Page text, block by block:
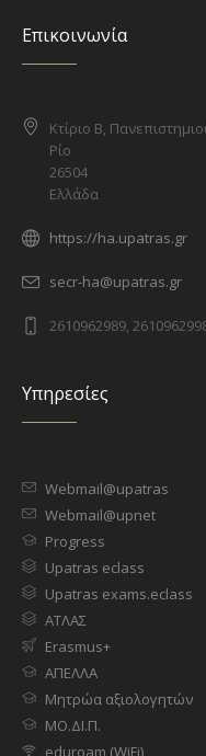
Επικοινωνία
Κτίριο Β,
Ρίο
26504
Ελλάδα
https://ha.upatras.gr
secr-ha@upatras.gr
2610962989,
Υπηρεσίες
Webmail@upatras
Webmail@upnet
Progress
Upatras eclass
Upatras exams.eclass
ΑΤΛΑΣ
Erasmus+
ΑΠΕΛΛΑ
Μητρώα αξιολογητών
ΜΟ.ΔΙ.Π.
eduroam (WiFi)